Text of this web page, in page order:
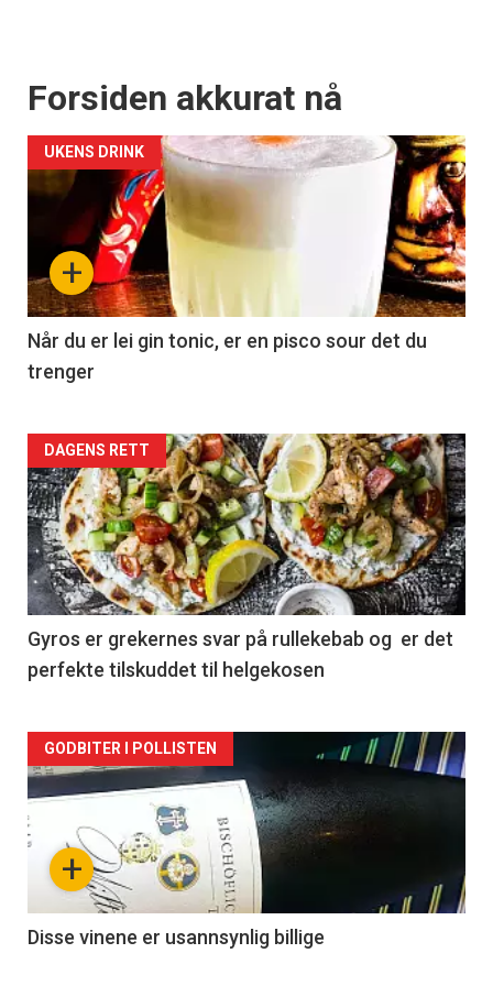
Forsiden akkurat nå
+
UKENS DRINK
Når du er lei gin tonic, er en pisco sour det du
trenger
Forsiden
akkurat
nå
-
2
DAGENS RETT
Gyros er grekernes svar på rullekebab og er det
perfekte tilskuddet til helgekosen
Forsiden
akkurat
nå
3
+
GODBITER I POLLISTEN
Disse vinene er usannsynlig billige